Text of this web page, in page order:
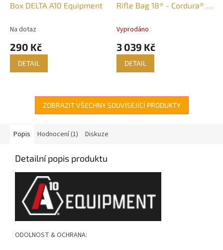
Box DELTA A10 Equipment
Na dotaz
290 Kč
DETAIL
Rifle Bag 18® - Cordura® -
Vyprodáno
3 039 Kč
DETAIL
ZOBRAZIT VŠECHNY SOUVISEJÍCÍ PRODUKTY
Popis Hodnocení (1) Diskuze
Detailní popis produktu
ODOLNOST & OCHRANA: